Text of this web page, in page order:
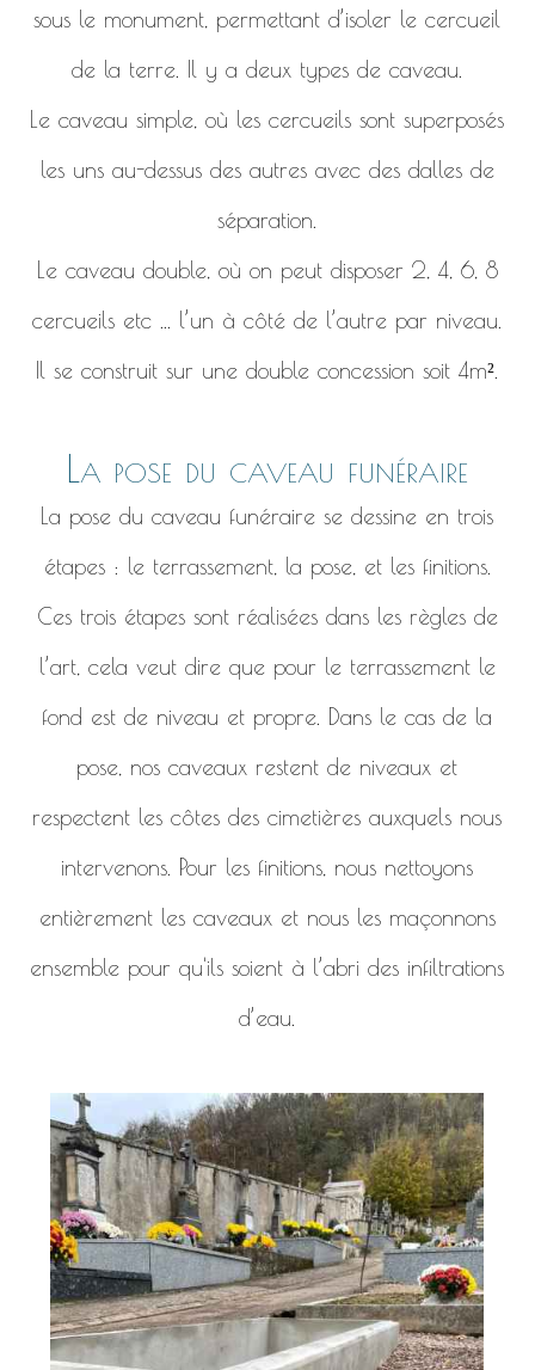
sous le monument, permettant d’isoler le cercueil
de la terre. Il y a deux types de caveau.
Le caveau simple, où les cercueils sont superposés
les uns au-dessus des autres avec des dalles de
séparation.
Le caveau double, où on peut disposer 2, 4, 6, 8
cercueils etc ... l’un à côté de l’autre par niveau.
Il se construit sur une double concession soit 4m².
La pose du caveau funéraire
La pose du caveau funéraire se dessine en trois
étapes : le terrassement, la pose, et les finitions.
Ces trois étapes sont réalisées dans les règles de
l’art, cela veut dire que pour le terrassement le
fond est de niveau et propre. Dans le cas de la
pose, nos caveaux restent de niveaux et
respectent les côtes des cimetières auxquels nous
intervenons. Pour les finitions, nous nettoyons
entièrement les caveaux et nous les maçonnons
ensemble pour qu'ils soient à l’abri des infiltrations
d’eau.